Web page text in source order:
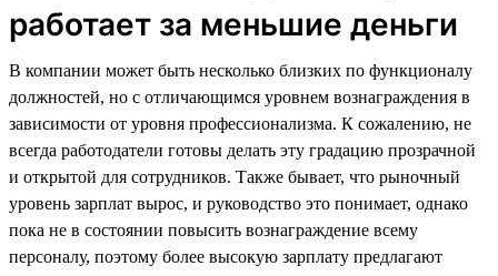
работает за меньшие деньги
В компании может быть несколько близких по функционалу
должностей, но с отличающимся уровнем вознаграждения в
зависимости от уровня профессионализма. К сожалению, не
всегда работодатели готовы делать эту градацию прозрачной
и открытой для сотрудников. Также бывает, что рыночный
уровень зарплат вырос, и руководство это понимает, однако
пока не в состоянии повысить вознаграждение всему
персоналу, поэтому более высокую зарплату предлагают